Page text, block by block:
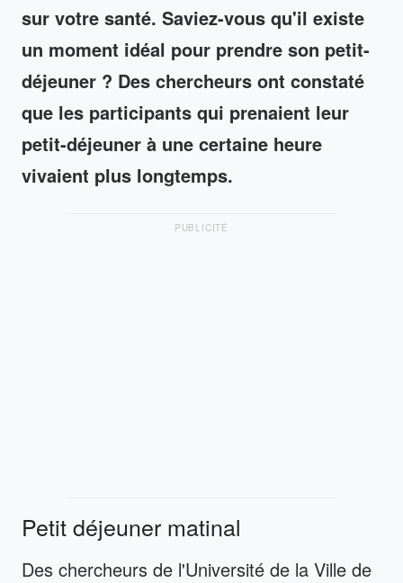
sur votre santé. Saviez-vous qu'il existe
un moment idéal pour prendre son petit-
déjeuner ? Des chercheurs ont constaté
que les participants qui prenaient leur
petit-déjeuner à une certaine heure
vivaient plus longtemps.
PUBLICITÉ
Petit déjeuner matinal
Des chercheurs de l'Université de la Ville de